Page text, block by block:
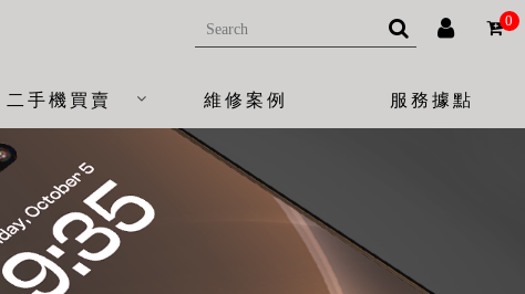
0
二手機買賣 維修案例 服務據點